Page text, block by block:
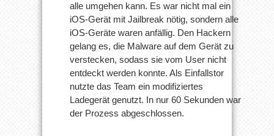
alle umgehen kann. Es war nicht mal ein
iOS-Gerät mit Jailbreak nötig, sondern alle
iOS-Geräte waren anfällig. Den Hackern
gelang es, die Malware auf dem Gerät zu
verstecken, sodass sie vom User nicht
entdeckt werden konnte. Als Einfallstor
nutzte das Team ein modifiziertes
Ladegerät genutzt. In nur 60 Sekunden war
der Prozess abgeschlossen.